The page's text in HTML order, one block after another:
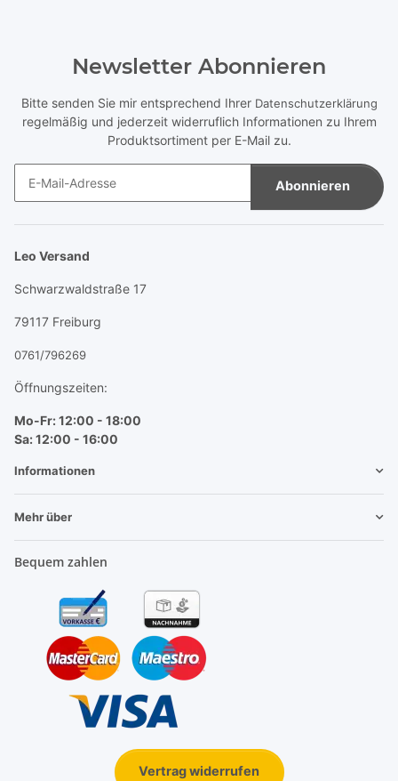
Newsletter Abonnieren
Bitte senden Sie mir entsprechend Ihrer Datenschutzerklärung
regelmäßig und jederzeit widerruflich Informationen zu Ihrem
Produktsortiment per E-Mail zu.
Abonnieren
Leo Versand
Schwarzwaldstraße 17
79117 Freiburg
0761/796269
Öffnungszeiten:
Mo-Fr: 12:00 - 18:00
Sa: 12:00 - 16:00
Informationen
Mehr über
Bequem zahlen
Vertrag widerrufen